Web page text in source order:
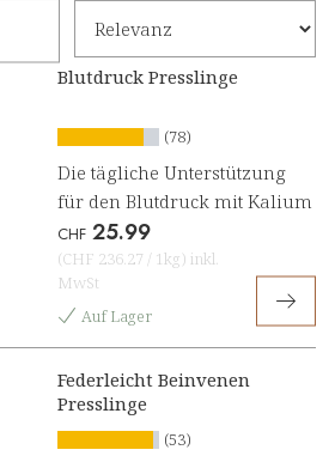
Blutdruck Presslinge
(78)
Die tägliche Unterstützung
für den Blutdruck mit Kalium
CHF 25.99
(CHF 236.27 / 1kg) inkl.
MwSt
Auf Lager
Federleicht Beinvenen
Presslinge
(53)